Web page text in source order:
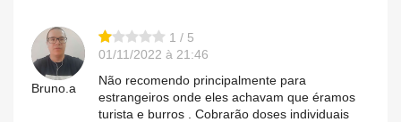
Bruno.a
1 / 5
01/11/2022 à 21:46
Não recomendo principalmente para
estrangeiros onde eles achavam que éramos
turista e burros . Cobrarão doses individuais